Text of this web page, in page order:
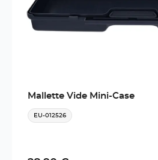
Mallette Vide Mini-Case
EU-012526